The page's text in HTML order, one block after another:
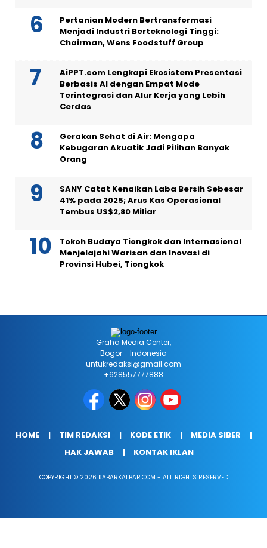
Pertanian Modern Bertransformasi
Menjadi Industri Berteknologi Tinggi:
Chairman, Wens Foodstuff Group
AiPPT.com Lengkapi Ekosistem Presentasi
Berbasis AI dengan Empat Mode
Terintegrasi dan Alur Kerja yang Lebih
Cerdas
Gerakan Sehat di Air: Mengapa
Kebugaran Akuatik Jadi Pilihan Banyak
Orang
SANY Catat Kenaikan Laba Bersih Sebesar
41% pada 2025; Arus Kas Operasional
Tembus US$2,80 Miliar
Tokoh Budaya Tiongkok dan Internasional
Menjelajahi Warisan dan Inovasi di
Provinsi Hubei, Tiongkok
Graha Media Center,
Bogor - Indonesia
untukredaksi@gmail.com
+628557777888
HOME TIM REDAKSI KODE ETIK
MEDIA SIBER
HAK JAWAB
KONTAK IKLAN
COPYRIGHT © 2026 KABARKALBAR.COM - ALL RIGHTS RESERVED